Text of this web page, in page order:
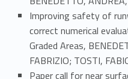
Improving safety of
correct numerical
Graded Areas,
FABRIZIO; TOSTI,
Paper call for near